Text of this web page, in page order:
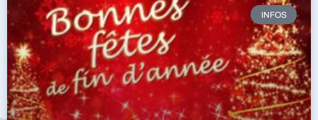
INFOS